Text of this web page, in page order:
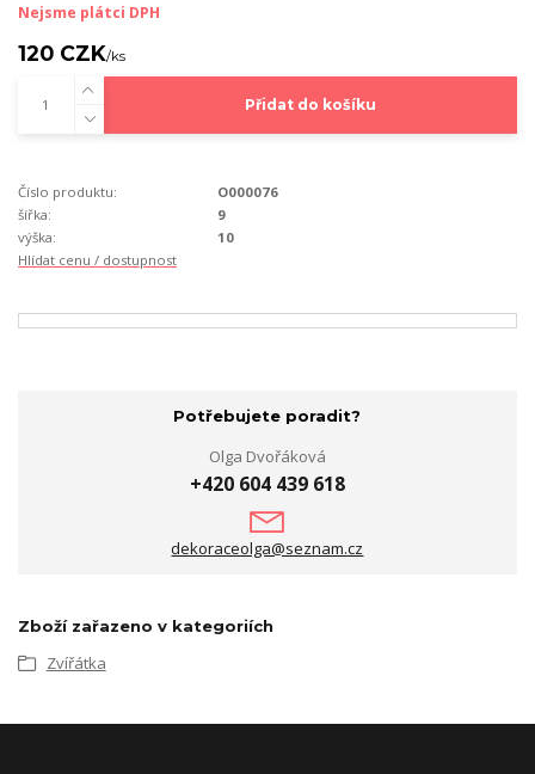
Nejsme plátci DPH
120 CZK/ks
Přidat do košíku
Číslo produktu:
O000076
šířka:
9
výška:
10
Hlídat cenu / dostupnost
Potřebujete poradit?
Olga Dvořáková
+420 604 439 618
dekoraceolga@seznam.cz
Zboží zařazeno v kategoriích
Zvířátka